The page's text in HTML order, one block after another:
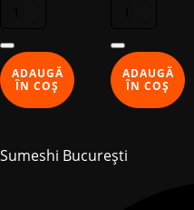
Shrimps
ADAUGĂ
ÎN COȘ
Tuna
ADAUGĂ
ÎN COȘ
Sumeshi București